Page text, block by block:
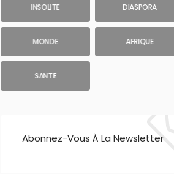
INSOLITE DIASPORA
MONDE AFRIQUE
SANTE
Abonnez-Vous À La Newsletter